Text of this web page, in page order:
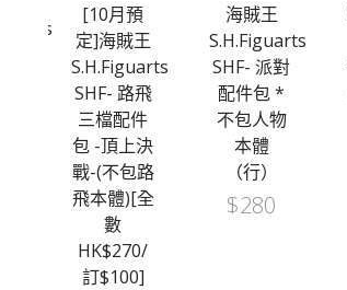
[10月預
定]海賊王
S.H.Figuarts
SHF- 路飛
三檔配件
包 -頂上決
戰-(不包路
飛本體)[全
數
HK$270/
訂$100]
海賊王
S.H.Figuarts
SHF- 派對
配件包 *
不包人物
本體
（行）
$280